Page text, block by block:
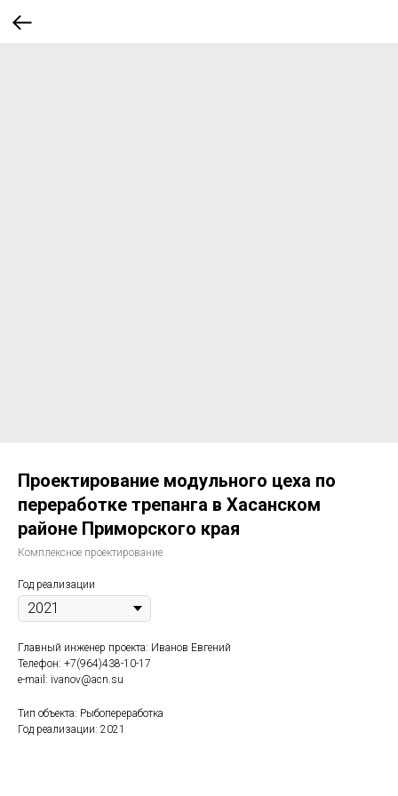
Проектирование модульного цеха по
переработке трепанга в Хасанском
районе Приморского края
Комплексное проектирование
Год реализации
Главный инженер проекта: Иванов Евгений
Телефон: +7(964)438-10-17
e-mail: ivanov@acn.su
Тип объекта: Рыбопереработка
Год реализации: 2021